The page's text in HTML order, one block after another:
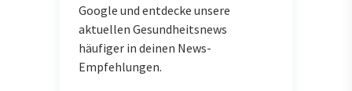
Google und entdecke unsere
aktuellen Gesundheitsnews
häufiger in deinen News-
Empfehlungen.